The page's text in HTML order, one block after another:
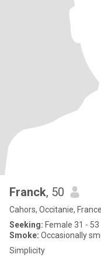
Franck, 50
Cahors, Occitanie, France
Seeking: Female 31 - 53
Smoke: Occasionally
Simplicity